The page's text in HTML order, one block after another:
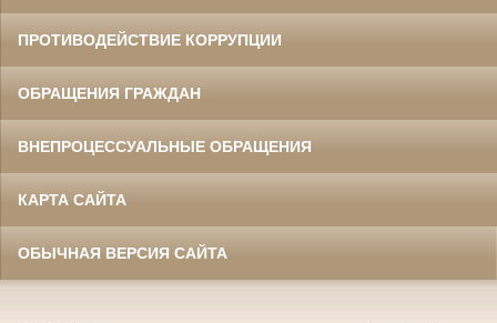
ПРОТИВОДЕЙСТВИЕ КОРРУПЦИИ
ОБРАЩЕНИЯ ГРАЖДАН
ВНЕПРОЦЕССУАЛЬНЫЕ ОБРАЩЕНИЯ
КАРТА САЙТА
ОБЫЧНАЯ ВЕРСИЯ САЙТА